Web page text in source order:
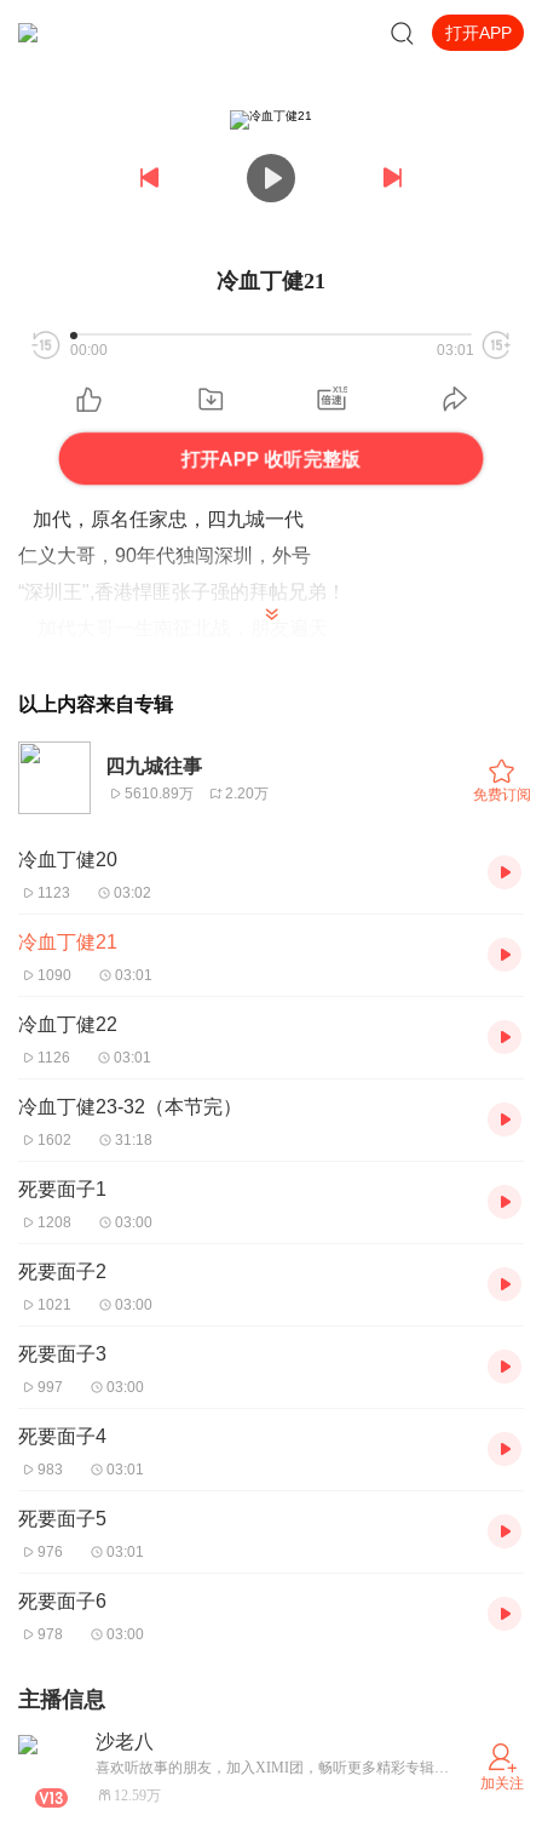
打开APP
冷血丁健21
00:00 03:01
打开APP 收听完整版
加代，原名任家忠，四九城一代
仁义大哥，90年代独闯深圳，外号
“深圳王",香港悍匪张子强的拜帖兄弟！
年代算是四九城江湖的天花板级人物。
听老弟为你讲述加代大哥的传奇一
生，喜欢听的留个关注，每天晚上6点
持续更新！
以上内容来自专辑
四九城往事
5610.89万 2.20万 免费订阅
冷血丁健20
1123 03:02
冷血丁健21
1090 03:01
冷血丁健22
1126 03:01
冷血丁健23-32（本节完）
1602 31:18
死要面子1
1208 03:00
死要面子2
1021 03:00
死要面子3
997 03:00
死要面子4
983 03:01
死要面子5
976 03:01
死要面子6
978 03:00
主播信息
沙老八
喜欢听故事的朋友，加入XIMI团，畅听更多精彩专辑，每晚六点准时更新！
12.59万
加关注